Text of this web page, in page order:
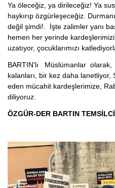
Ya öleceğiz, ya dirileceğiz! Ya
haykırıp özgürleşeceğiz.
değil şimdi!. İşte zalimler yanı
hemen her yerinde kardeşlerimizi
uzatıyor, çocuklarımızı
BARTIN'lı Müslümanlar olarak,
kalanları, bir kez daha
eden mücahit kardeşlerimize,
diliyoruz.
ÖZGÜR-DER BARTIN